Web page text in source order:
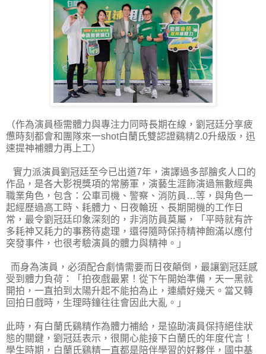
（作為演員極需體力與專注力同時長期在線，劉冠廷分享疲
憊時刻都會和團隊來一shot白蘭氏雙認證鷄精2.0升級版，迅
速提神補體力再上工）
實力派演員劉冠廷至今已出道7年，演譯過多部膾炙人口的
作品，是各大影視獎項的常勝軍，演藝生涯飾演過無數經典
職業角色，包含：公車司機、警察、消防員…等，與角色一
起經歷過高工時、耗體力、日夜輪班、長期開機的工作日
常，最令劉冠廷印象深刻的，非消防員莫屬，「平時就有許
多耗神又耗力的事務待處理，還得隨時保持精神飽滿以應付
突發事件，也很考驗演員的體力與精神。」
而身為演員，必須配合劇情需要而日夜顛倒，最讓劉冠廷感
受到體力負荷：「拍夜戲最累！從下午開始準備，天一黑就
開拍，一直拍到太陽升起不能拍為止，連續好幾天。當又轉
回拍日戲時，生理時鐘往往會因此大亂。」
此時，有白蘭氏鷄精作為體力補給，是協助演員保持絕佳狀
態的關鍵，劉冠廷表示，很開心能接下白蘭氏的年度代言！
學生時期，白蘭氏鷄精一直都是陪伴學習的好夥伴，國中基